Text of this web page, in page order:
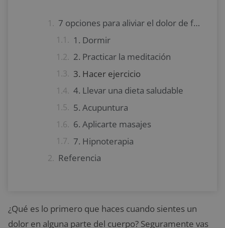
7 opciones para aliviar el dolor de forma natural
1. Dormir
2. Practicar la meditación
3. Hacer ejercicio
4. Llevar una dieta saludable
5. Acupuntura
6. Aplicarte masajes
7. Hipnoterapia
Referencia
¿Qué es lo primero que haces cuando sientes un
dolor en alguna parte del cuerpo? Seguramente vas